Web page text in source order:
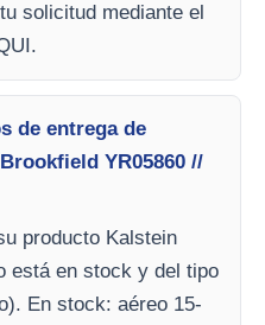
solicitud mediante el
de entrega de
YR05860 //
producto Kalstein
está en stock y del tipo
En stock: aéreo 15-